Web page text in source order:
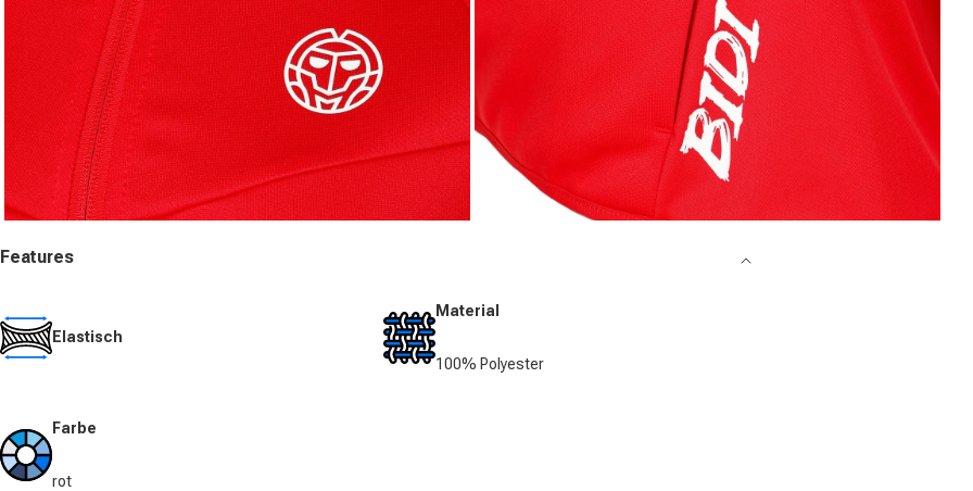
Features
Elastisch
Material
100% Polyester
Farbe
rot